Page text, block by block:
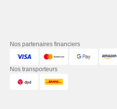
Nos partenaires financiers
Nos transporteurs